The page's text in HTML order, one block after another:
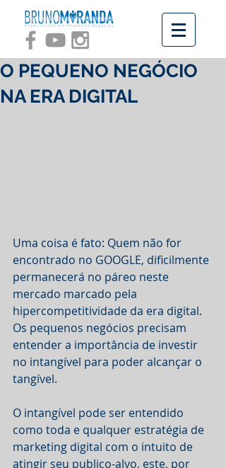
O PEQUENO NEGÓCIO
NA ERA DIGITAL
Uma coisa é fato: Quem não for
encontrado no GOOGLE, dificilmente
permanecerá no páreo neste
mercado marcado pela
hipercompetitividade da era digital.
Os pequenos negócios precisam
entender a importância de investir
no intangível para poder alcançar o
tangível.
O intangível pode ser entendido
como toda e qualquer estratégia de
marketing digital com o intuito de
atingir seu publico-alvo, este, por